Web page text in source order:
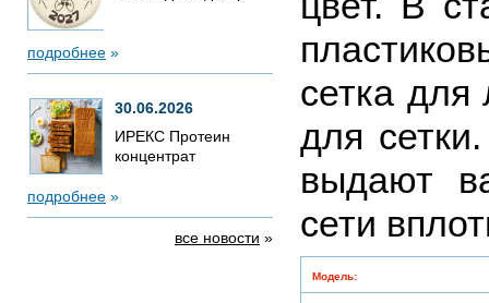
подробнее »
30.06.2026
ИРЕКС Протеин
концентрат
подробнее »
все новости »
сетка для
для
выдают
сети
Модель: